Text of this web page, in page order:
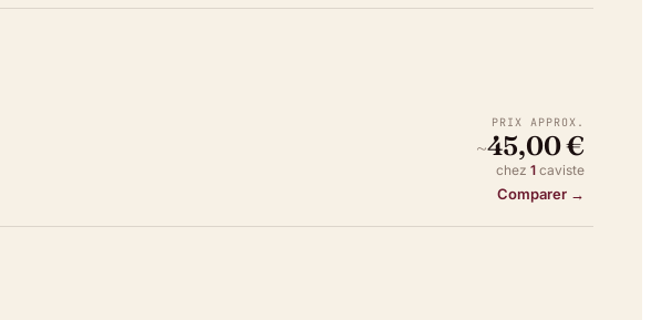
PRIX APPROX.
~45,00 €
chez 1 caviste
Comparer →